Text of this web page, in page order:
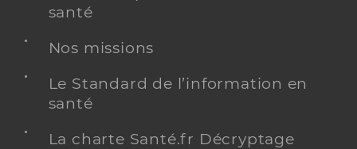
santé
Nos missions
Le Standard de l’information en
santé
La charte Santé.fr Décryptage